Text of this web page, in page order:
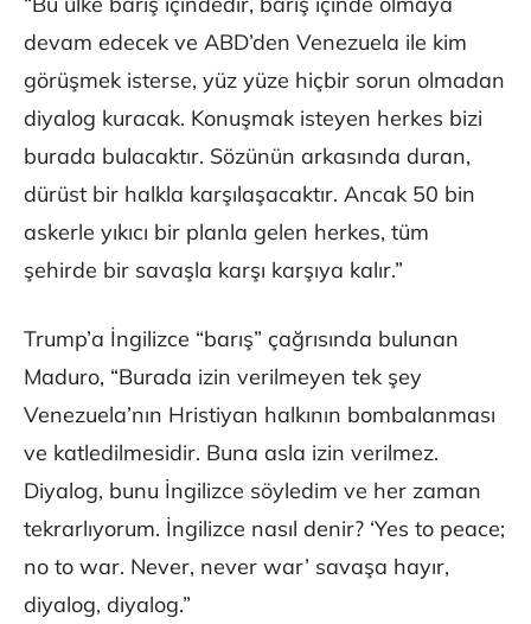
devam edecek ve ABD’den Venezuela ile kim
görüşmek isterse, yüz yüze hiçbir sorun olmadan
diyalog kuracak. Konuşmak isteyen herkes bizi
burada bulacaktır. Sözünün arkasında duran,
dürüst bir halkla karşılaşacaktır. Ancak 50 bin
askerle yıkıcı bir planla gelen herkes, tüm
şehirde bir savaşla karşı karşıya kalır.”
Trump’a İngilizce “barış” çağrısında bulunan
Maduro, “Burada izin verilmeyen tek şey
Venezuela’nın Hristiyan halkının bombalanması
ve katledilmesidir. Buna asla izin verilmez.
Diyalog, bunu İngilizce söyledim ve her zaman
tekrarlıyorum. İngilizce nasıl denir? ‘Yes to peace;
no to war. Never, never war’ savaşa hayır,
diyalog, diyalog.”